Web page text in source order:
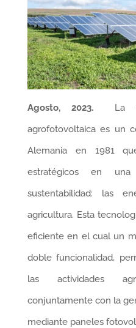
Agosto, 2023. La
agrofotovoltaica es un
Alemania en 1981
estratégicos en
sustentabilidad: las
agricultura. Esta
eficiente en el cual un
doble funcionalidad,
las actividades
conjuntamente con la
mediante paneles